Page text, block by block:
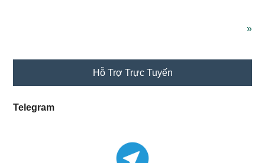
»
Hỗ Trợ Trực Tuyến
Telegram